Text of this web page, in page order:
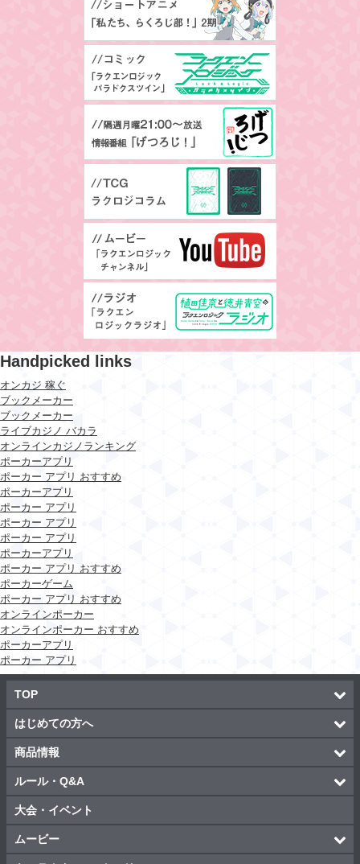
Handpicked links
オンカジ 稼ぐ
ブックメーカー
ブックメーカー
ライブカジノ バカラ
オンラインカジノランキング
ポーカーアプリ
ポーカー アプリ おすすめ
ポーカーアプリ
ポーカー アプリ
ポーカー アプリ
ポーカー アプリ
ポーカーアプリ
ポーカー アプリ おすすめ
ポーカーゲーム
ポーカー アプリ おすすめ
オンラインポーカー
オンラインポーカー おすすめ
ポーカーアプリ
ポーカー アプリ
TOP
はじめての方へ
商品情報
ルール・Q&A
大会・イベント
ムービー